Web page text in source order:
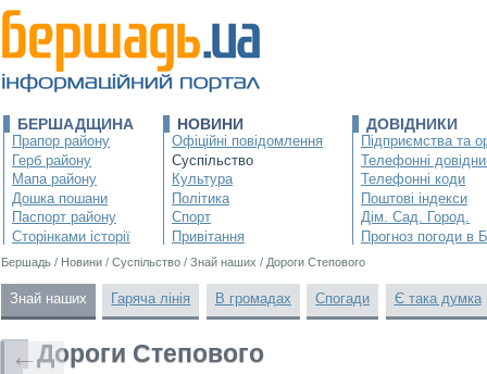
БЕРШАДЩИНА
Прапор району
Герб району
Мапа району
Дошка пошани
Паспорт району
Сторінками історії
НОВИНИ
Офіційні повідомлення
Суспільство
Культура
Політика
Спорт
Привітання
ДОВІДНИКИ
Підприємства та
Телефонні
Телефонні коди
Поштові індекси
Дім. Сад. Город.
Прогноз погоди в
Бершадь / Новини / Суспільство / Знай наших / Дороги Степового
Знай наших Гаряча лінія В громадах Спогади Є така думка
Дороги Степового
←